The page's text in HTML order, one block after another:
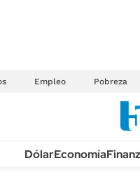
Empleo Pobreza
TECNOLOGÍA
DólarEconomía